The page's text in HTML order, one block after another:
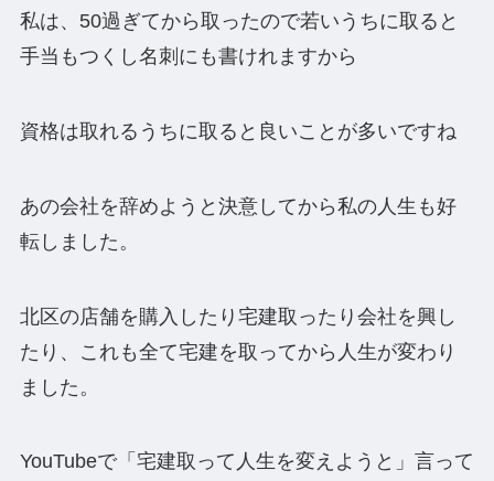
私は、50過ぎてから取ったので若いうちに取ると
手当もつくし名刺にも書けれますから
資格は取れるうちに取ると良いことが多いですね
あの会社を辞めようと決意してから私の人生も好
転しました。
北区の店舗を購入したり宅建取ったり会社を興し
たり、これも全て宅建を取ってから人生が変わり
ました。
YouTubeで「宅建取って人生を変えようと」言って